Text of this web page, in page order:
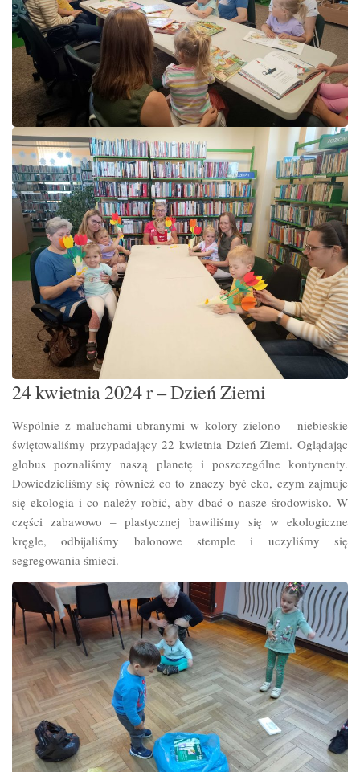
24 kwietnia 2024 r – Dzień Ziemi
Wspólnie z maluchami ubranymi w kolory zielono – niebieskie
świętowaliśmy przypadający 22 kwietnia Dzień Ziemi. Oglądając
globus poznaliśmy naszą planetę i poszczególne kontynenty.
Dowiedzieliśmy się również co to znaczy być eko, czym zajmuje
się ekologia i co należy robić, aby dbać o nasze środowisko. W
części zabawowo – plastycznej bawiliśmy się w ekologiczne
kręgle, odbijaliśmy balonowe stemple i uczyliśmy się
segregowania śmieci.